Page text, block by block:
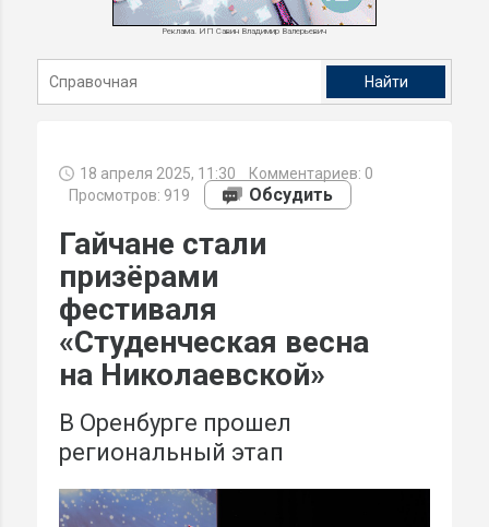
Реклама. ИП Савин Владимир Валерьевич
18 апреля 2025, 11:30 Комментариев: 0
Просмотров: 919
Обсудить
Гайчане стали
призёрами
фестиваля
«Студенческая весна
на Николаевской»
В Оренбурге прошел
региональный этап